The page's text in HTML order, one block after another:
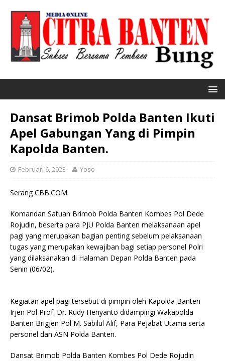
Dansat Brimob Polda Banten Ikuti
Apel Gabungan Yang di Pimpin
Kapolda Banten.
Februari 6, 2023 Yoso
Serang CBB.COM.
Komandan Satuan Brimob Polda Banten Kombes Pol Dede
Rojudin, beserta para PJU Polda Banten melaksanaan apel
pagi yang merupakan bagian penting sebelum pelaksanaan
tugas yang merupakan kewajiban bagi setiap personel Polri
yang dilaksanakan di Halaman Depan Polda Banten pada
Senin (06/02).
Kegiatan apel pagi tersebut di pimpin oleh Kapolda Banten
Irjen Pol Prof. Dr. Rudy Heriyanto didampingi Wakapolda
Banten Brigjen Pol M. Sabilul Alif, Para Pejabat Utama serta
personel dan ASN Polda Banten.
Dansat Brimob Polda Banten Kombes Pol Dede Rojudin